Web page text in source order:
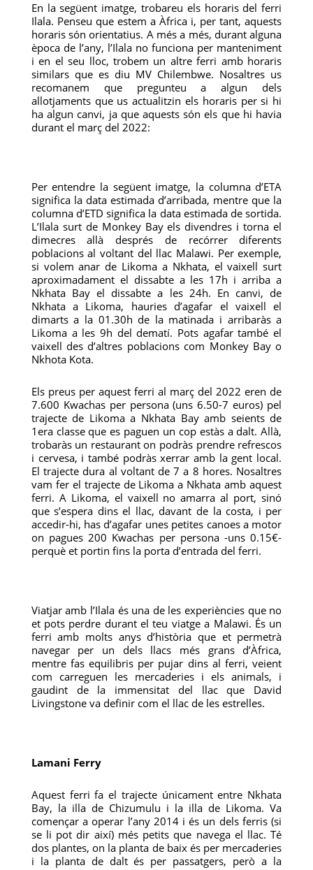
En la següent imatge, trobareu els horaris del ferri
Ilala. Penseu que estem a Àfrica i, per tant, aquests
horaris són orientatius. A més a més, durant alguna
època de l’any, l’Ilala no funciona per manteniment
i en el seu lloc, trobem un altre ferri amb horaris
similars que es diu MV Chilembwe. Nosaltres us
recomanem que pregunteu a algun dels
allotjaments que us actualitzin els horaris per si hi
ha algun canvi, ja que aquests són els que hi havia
durant el març del 2022:
Per entendre la següent imatge, la columna d’ETA
significa la data estimada d’arribada, mentre que la
columna d’ETD significa la data estimada de sortida.
L’Ilala surt de Monkey Bay els divendres i torna el
dimecres allà després de recórrer diferents
poblacions al voltant del llac Malawi. Per exemple,
si volem anar de Likoma a Nkhata, el vaixell surt
aproximadament el dissabte a les 17h i arriba a
Nkhata Bay el dissabte a les 24h. En canvi, de
Nkhata a Likoma, hauries d’agafar el vaixell el
dimarts a la 01.30h de la matinada i arribaràs a
Likoma a les 9h del dematí. Pots agafar també el
vaixell des d’altres poblacions com Monkey Bay o
Nkhota Kota.
Els preus per aquest ferri al març del 2022 eren de
7.600 Kwachas per persona (uns 6.50-7 euros) pel
trajecte de Likoma a Nkhata Bay amb seients de
1era classe que es paguen un cop estàs a dalt. Allà,
trobaràs un restaurant on podràs prendre refrescos
i cervesa, i també podràs xerrar amb la gent local.
El trajecte dura al voltant de 7 a 8 hores. Nosaltres
vam fer el trajecte de Likoma a Nkhata amb aquest
ferri. A Likoma, el vaixell no amarra al port, sinó
que s’espera dins el llac, davant de la costa, i per
accedir-hi, has d’agafar unes petites canoes a motor
on pagues 200 Kwachas per persona -uns 0.15€-
perquè et portin fins la porta d’entrada del ferri.
Viatjar amb l’Ilala és una de les experiències que no
et pots perdre durant el teu viatge a Malawi. És un
ferri amb molts anys d’història que et permetrà
navegar per un dels llacs més grans d’Àfrica,
mentre fas equilibris per pujar dins al ferri, veient
com carreguen les mercaderies i els animals, i
gaudint de la immensitat del llac que David
Livingstone va definir com el llac de les estrelles.
Lamani Ferry
Aquest ferri fa el trajecte únicament entre Nkhata
Bay, la illa de Chizumulu i la illa de Likoma. Va
començar a operar l’any 2014 i és un dels ferris (si
se li pot dir així) més petits que navega el llac. Té
dos plantes, on la planta de baix és per mercaderies
i la planta de dalt és per passatgers, però a la